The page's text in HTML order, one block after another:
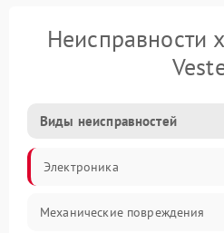
Неисправности
Виды неисправностей
Электроника
Механические повреждения